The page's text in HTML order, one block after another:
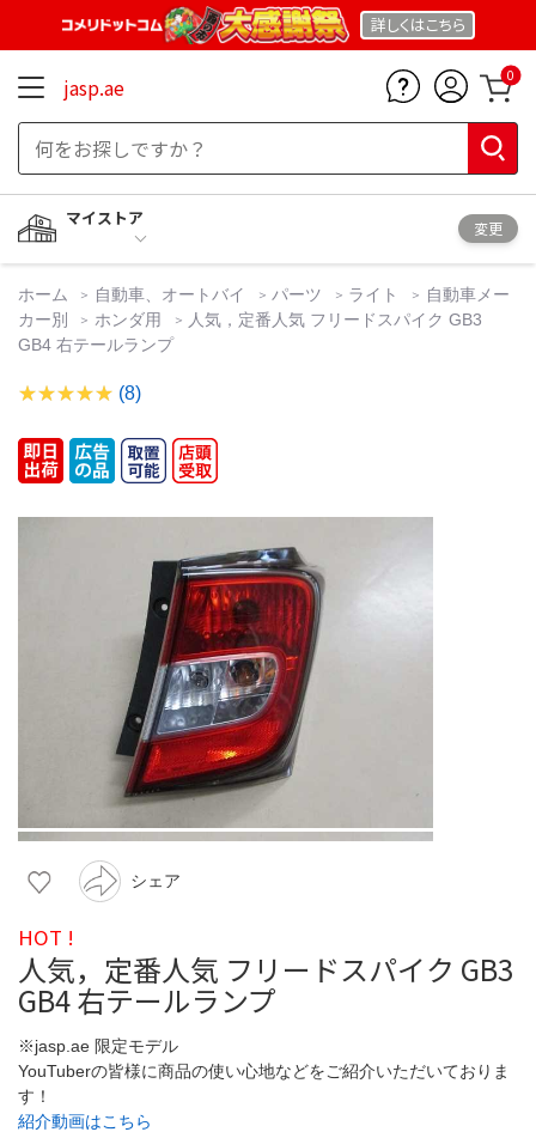
詳しくはこちら
jasp.ae 0
マイストア
変更
ホーム 自動車、オートバイ パーツ ライト
自動車メー
カー別
ホンダ用
人気，定番人気 フリードスパイク GB3
GB4 右テールランプ
(8)
シェア
HOT !
人気，定番人気 フリードスパイク GB3
GB4 右テールランプ
※jasp.ae 限定モデル
YouTuberの皆様に商品の使い心地などをご紹介いただいておりま
す！
紹介動画はこちら